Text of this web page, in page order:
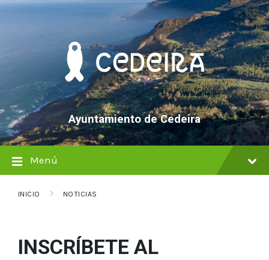
saltar
Saltar
Saltar
Ayuntamiento de Cedeira
Menú
INICIO NOTICIAS
INSCRÍBETE AL